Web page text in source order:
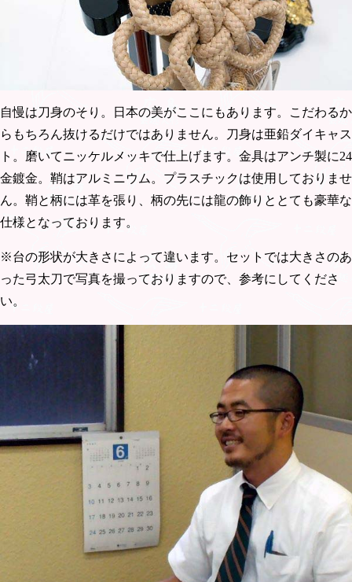
自慢は刀身のそり。日本の美がここにもあります。こだわるか
らもちろん抜けるだけではありません。刀身は亜鉛ダイキャス
ト。磨いてニッケルメッキで仕上げます。金具はアンチ製に24
金鍍金。鞘はアルミニウム。プラスチックは使用しておりませ
ん。鞘と柄には革を張り、柄の先には龍の飾りととても豪華な
仕様となっております。
※台の形状が大きさによって違います。セットでは大きさのあ
った弓太刀で写真を撮っておりますので、参考にしてくださ
い。